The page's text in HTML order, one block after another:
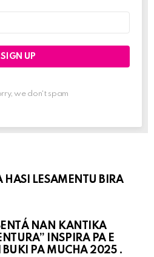
we don't spam
HASI LESAMENTU BIRA
NAN KANTIKA
INSPIRA PA E
BUKI PA MUCHA 2025 .